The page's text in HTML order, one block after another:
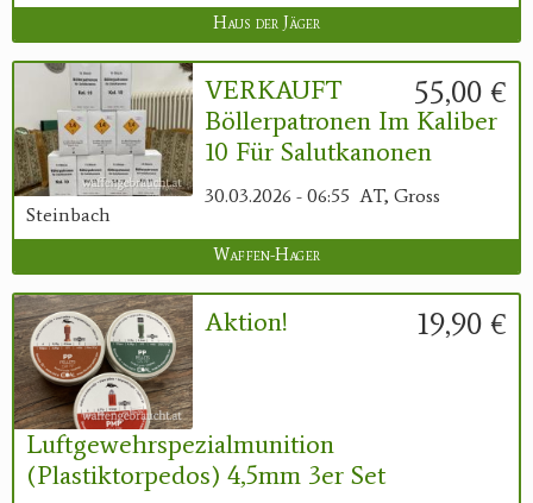
Haus der Jäger
55,00 €
VERKAUFT
Böllerpatronen Im Kaliber
10 Für Salutkanonen
30.03.2026 - 06:55 AT, Gross
Steinbach
Waffen-Hager
19,90 €
Aktion!
Luftgewehrspezialmunition
(Plastiktorpedos) 4,5mm 3er Set